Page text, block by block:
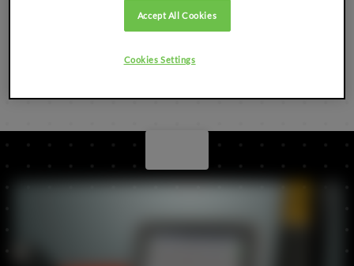
Accept All Cookies
Cookies Settings